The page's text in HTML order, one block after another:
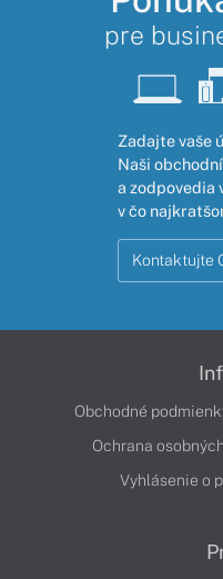
pre
Zadajte vaše
Naši
a zodpovedia
v čo
Kontaktujte
Obchodné
Ochrana
Vyhlásenie o